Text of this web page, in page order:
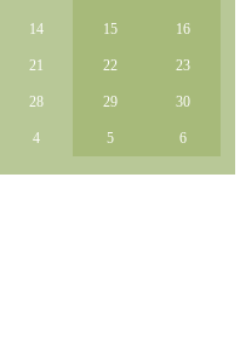
14 15 16
21 22 23
28 29 30
4 5 6